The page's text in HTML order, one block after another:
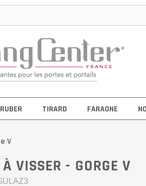
TIRARD FARAONE
V
VISSER - GORGE V